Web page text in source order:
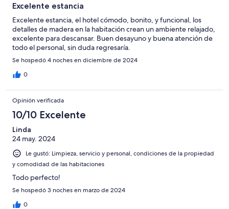
Excelente estancia
Excelente estancia, el hotel cómodo, bonito, y funcional, los
detalles de madera en la habitación crean un ambiente relajado,
excelente para descansar. Buen desayuno y buena atención de
todo el personal, sin duda regresaría.
Se hospedó 4 noches en diciembre de 2024
0
Opinión verificada
10/10 Excelente
Linda
24 may. 2024
Le gustó: Limpieza, servicio y personal, condiciones de la propiedad
y comodidad de las habitaciones
Todo perfecto!
Se hospedó 3 noches en marzo de 2024
0